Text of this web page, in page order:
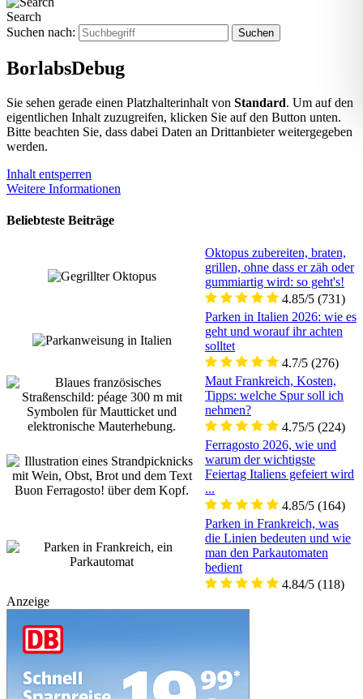
Search
Suchen nach:
BorlabsDebug
Sie sehen gerade einen Platzhalterinhalt von Standard. Um auf den
eigentlichen Inhalt zuzugreifen, klicken Sie auf den Button unten.
Bitte beachten Sie, dass dabei Daten an Drittanbieter weitergegeben
werden.
Inhalt entsperren
Weitere Informationen
Beliebteste Beiträge
Oktopus zubereiten, braten,
grillen, ohne dass er zäh oder
gummiartig wird: so geht's!
4.85/5 (731)
Parken in Italien 2026: wie es
geht und worauf ihr achten
solltet
4.7/5 (276)
Maut Frankreich, Kosten,
Tipps: welche Spur soll ich
nehmen?
4.75/5 (224)
Ferragosto 2026, wie und
warum der wichtigste
Feiertag Italiens gefeiert wird
...
4.85/5 (164)
Parken in Frankreich, was
die Linien bedeuten und wie
man den Parkautomaten
bedient
4.84/5 (118)
Anzeige